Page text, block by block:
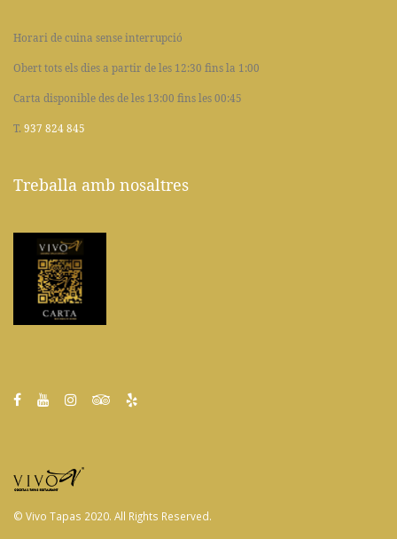
Obert tots els dies a partir de les 12:30 fins la 1:00
Carta disponible des de les 13:00 fins les 00:45
T.937 824 845
© Vivo Tapas 2020. All Rights Reserved.